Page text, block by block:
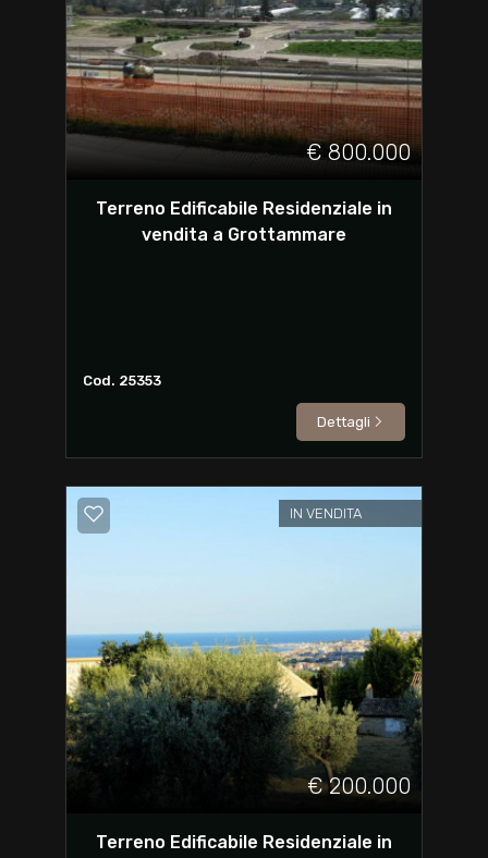
€ 800.000
Terreno Edificabile Residenziale in
vendita a Grottammare
Cod. 25353
Dettagli
IN VENDITA
€ 200.000
Terreno Edificabile Residenziale in